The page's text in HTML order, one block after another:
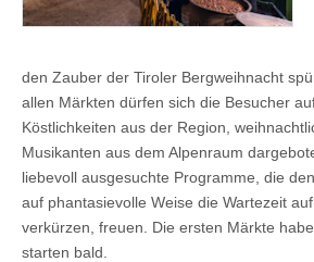
den Zauber der Tiroler Bergweihnacht
allen Märkten dürfen sich die Besucher
Köstlichkeiten aus der Region,
Musikanten aus dem Alpenraum
liebevoll ausgesuchte Programme, die
auf phantasievolle Weise die Wartezeit
verkürzen, freuen. Die ersten Märkte
starten bald.